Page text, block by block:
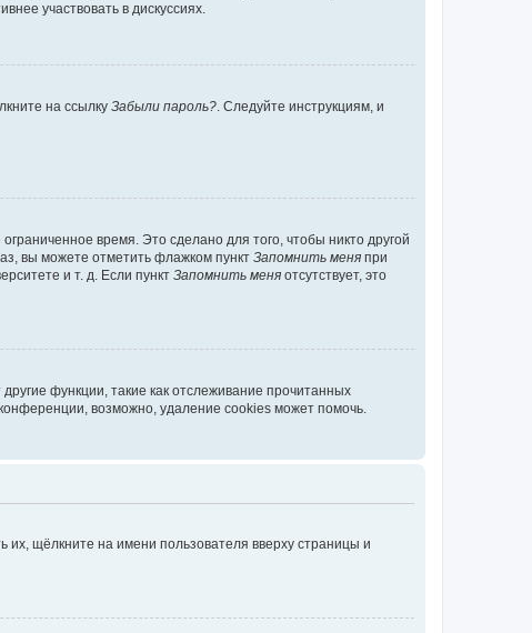
участвовать в дискуссиях.
на ссылку Забыли пароль?. Следуйте инструкциям, и
время. Это сделано для того, чтобы никто другой
вы можете отметить флажком пункт Запомнить меня при
и т. д. Если пункт Запомнить меня отсутствует, это
функции, такие как отслеживание прочитанных
возможно, удаление cookies может помочь.
щёлкните на имени пользователя вверху страницы и